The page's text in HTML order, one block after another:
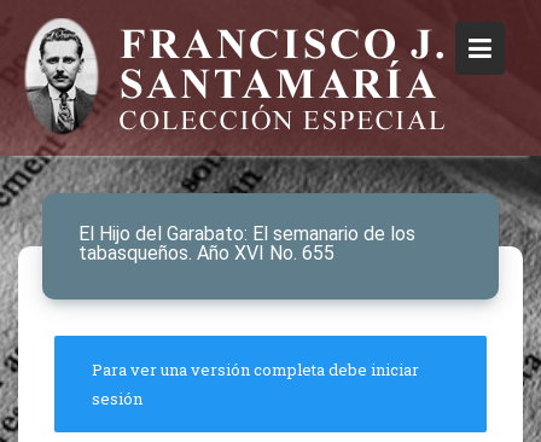
El Hijo del Garabato: El semanario de los
tabasqueños. Año XVI No. 655
Para ver una versión completa debe iniciar
sesión